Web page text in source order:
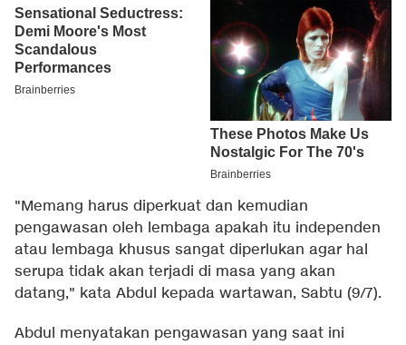
"Memang harus diperkuat dan kemudian
pengawasan oleh lembaga apakah itu independen
atau lembaga khusus sangat diperlukan agar hal
serupa tidak akan terjadi di masa yang akan
datang," kata Abdul kepada wartawan, Sabtu (9/7).
Abdul menyatakan pengawasan yang saat ini